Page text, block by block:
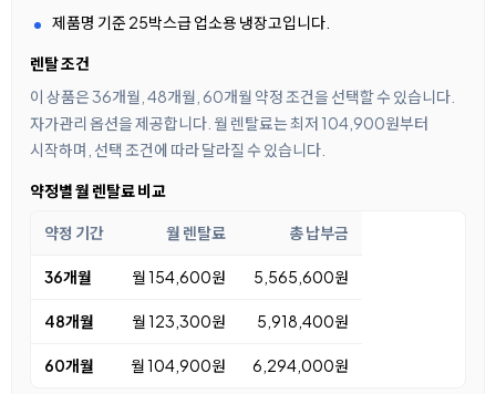
제품명 기준 25박스급 업소용 냉장고입니다.
렌탈 조건
이 상품은 36개월, 48개월, 60개월 약정 조건을 선택할 수 있습니다.
자가관리 옵션을 제공합니다. 월 렌탈료는 최저 104,900원부터
시작하며, 선택 조건에 따라 달라질 수 있습니다.
약정별 월 렌탈료 비교
약정 기간 월 렌탈료 총 납부금
36개월 월 154,600원 5,565,600원
48개월 월 123,300원 5,918,400원
60개월 월 104,900원 6,294,000원